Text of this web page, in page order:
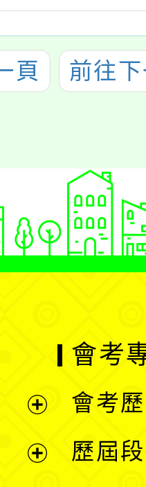
頁 前往
會考
會考
歷屆